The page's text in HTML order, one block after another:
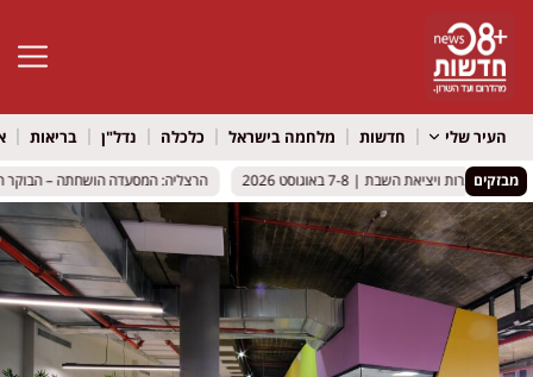
פתח
העיר שלי חדשות מלחמה בישראל כלכלה נדל"ן בריאות
מבזקים
ויציאת השבת | 7-8 באוגוסט 2026
ויציאת השבת | 7-8 באוגוסט 2026 הרצליה: המסעדה הושחתה – הבוקר
הרצליה: המסעדה הושחתה – הבוקר